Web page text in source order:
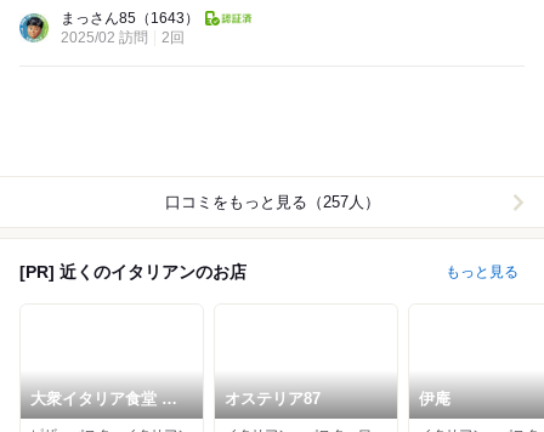
まっさん85 （1643）
2025/02 訪問
2回
口コミをもっと見る（257人）
[PR] 近くのイタリアンのお店 もっと見る
大衆イタリア食堂 ア
レグロ 天満店
オステリア87 伊庵